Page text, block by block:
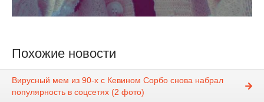
Похожие новости
Вирусный мем из 90-х с Кевином Сорбо снова набрал
популярность в соцсетях (2 фото)